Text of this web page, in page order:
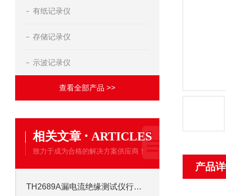
有纸记录仪
存储记录仪
示波记录仪
查看全部产品 >>
相关文章 · ARTICLES
致力于成为合格的解决方案供应商！
TH2689A漏电流绝缘测试仪行业加快技术更新步伐
产品